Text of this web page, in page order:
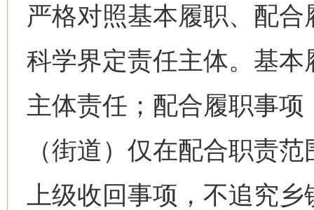
严格对照基本履职、配
科学界定责任主体。基
主体责任；配合履职事
（街道）仅在配合职责
上级收回事项，不追究